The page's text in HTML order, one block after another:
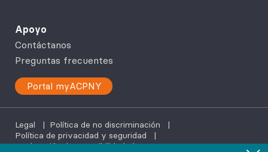
Apoyo
Contáctanos
Preguntas frecuentes
Portal myACPNY
Legal | Política de no discriminación
|
Política de privacidad y seguridad
|
Declaración de accesibilidad|